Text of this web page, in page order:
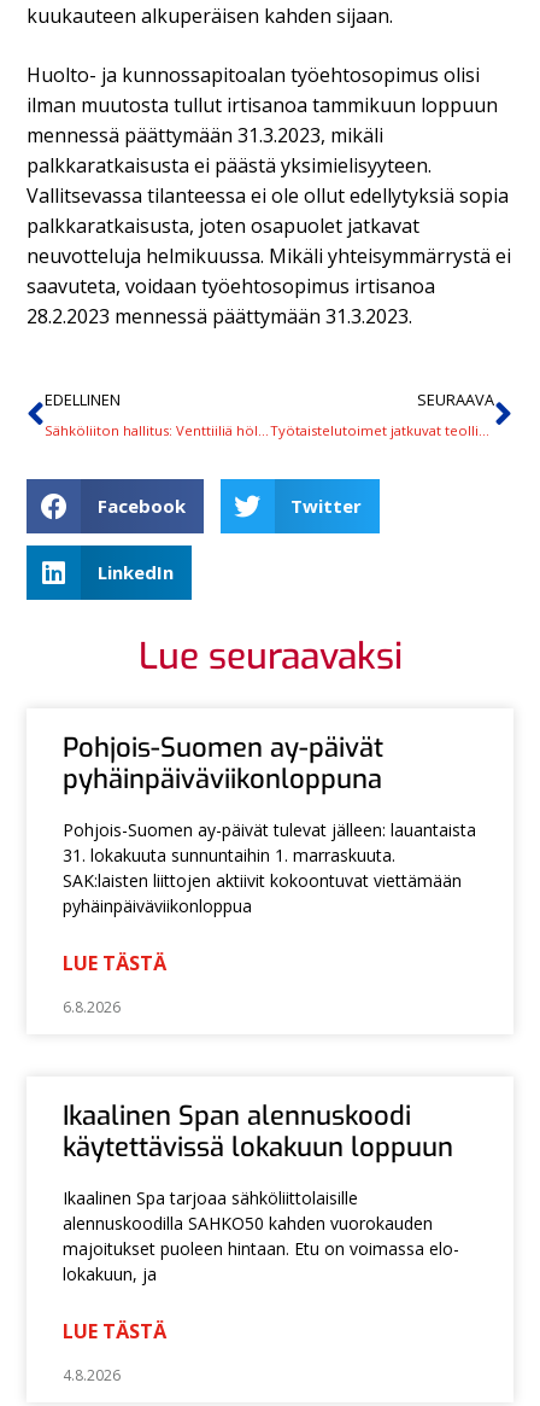
kuukauteen alkuperäisen kahden sijaan.
Huolto- ja kunnossapitoalan työehtosopimus olisi
ilman muutosta tullut irtisanoa tammikuun loppuun
mennessä päättymään 31.3.2023, mikäli
palkkaratkaisusta ei päästä yksimielisyyteen.
Vallitsevassa tilanteessa ei ole ollut edellytyksiä sopia
palkkaratkaisusta, joten osapuolet jatkavat
neuvotteluja helmikuussa. Mikäli yhteisymmärrystä ei
saavuteta, voidaan työehtosopimus irtisanoa
28.2.2023 mennessä päättymään 31.3.2023.
EDELLINEN SEURAAVA
Facebook Twitter
LinkedIn
Lue seuraavaksi
Pohjois-Suomen ay-päivät
pyhäinpäiväviikonloppuna
Pohjois-Suomen ay-päivät tulevat jälleen: lauantaista
31. lokakuuta sunnuntaihin 1. marraskuuta.
SAK:laisten liittojen aktiivit kokoontuvat viettämään
pyhäinpäiväviikonloppua
LUE TÄSTÄ
6.8.2026
Ikaalinen Span alennuskoodi
käytettävissä lokakuun loppuun
Ikaalinen Spa tarjoaa sähköliittolaisille
alennuskoodilla SAHKO50 kahden vuorokauden
majoitukset puoleen hintaan. Etu on voimassa elo-
lokakuun, ja
LUE TÄSTÄ
4.8.2026